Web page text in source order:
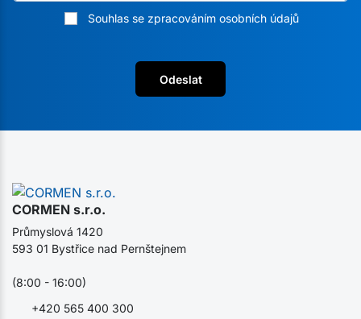
Souhlas se zpracováním osobních údajů
Odeslat
CORMEN s.r.o.
+420 565 400 300
Průmyslová 1420
593 01 Bystřice nad Pernštejnem
(8:00 - 16:00)